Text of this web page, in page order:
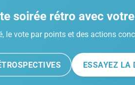
soirée rétro avec
le vote par points et des actions
ESSAYEZ LA